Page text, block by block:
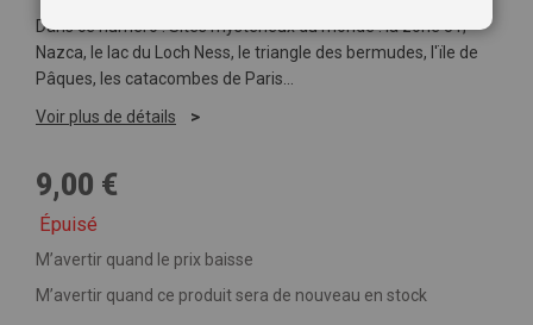
Dans ce numéro : Sites mystérieux du monde : la zone 51,
Nazca, le lac du Loch Ness, le triangle des bermudes, l'ïle de
Pâques, les catacombes de Paris...
Voir plus de détails
9,00 €
Épuisé
M’avertir quand le prix baisse
M’avertir quand ce produit sera de nouveau en stock